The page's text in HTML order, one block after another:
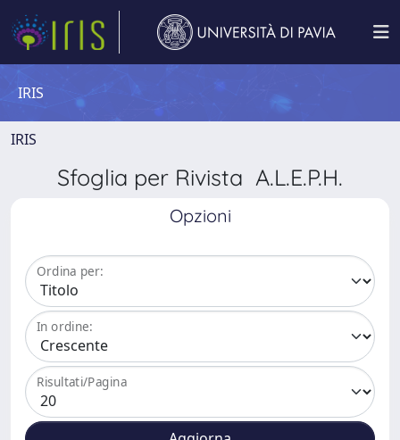
IRIS
IRIS
Sfoglia per Rivista A.L.E.P.H.
Opzioni
Ordina per:
In ordine:
Risultati/Pagina